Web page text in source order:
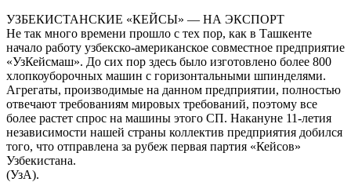
УЗБЕКИСТАНСКИЕ «КЕЙСЫ» — НА ЭКСПОРТ
Не так много времени прошло с тех пор, как в Ташкенте
начало работу узбекско-американское совместное предприятие
«УзКейсмаш». До сих пор здесь было изготовлено более 800
хлопкоуборочных машин с горизонтальными шпинделями.
Агрегаты, производимые на данном предприятии, полностью
отвечают требованиям мировых требований, поэтому все
более растет спрос на машины этого СП. Накануне 11-летия
независимости нашей страны коллектив предприятия добился
того, что отправлена за рубеж первая партия «Кейсов»
Узбекистана.
(УзА).